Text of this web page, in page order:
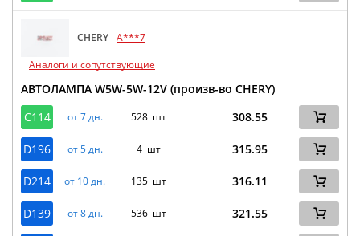
CHERY A***7
Аналоги и сопутствующие
АВТОЛАМПА W5W-5W-12V (произв-во CHERY)
C114
от 7 дн. 528 шт 308.55
D196 от 5 дн. 4 шт 315.95
D214 от 10 дн. 135 шт 316.11
D139 от 8 дн. 536 шт 321.55